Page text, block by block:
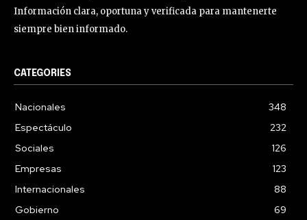
Información clara, oportuna y verificada para mantenerte
siempre bien informado.
CATEGORIES
Nacionales
348
Espectáculo
232
Sociales
126
Empresas
123
Internacionales
88
Gobierno
69